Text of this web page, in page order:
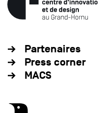
Partenaires
Press corner
MACS